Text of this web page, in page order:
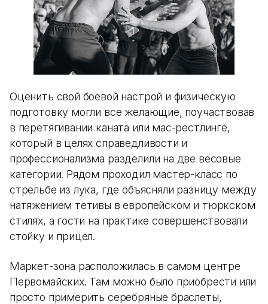
Оценить свой боевой настрой и физическую
подготовку могли все желающие, поучаствовав
в перетягивании каната или мас-рестлинге,
который в целях справедливости и
профессионализма разделили на две весовые
категории. Рядом проходил мастер-класс по
стрельбе из лука, где объясняли разницу между
натяжением тетивы в европейском и тюркском
стилях, а гости на практике совершенствовали
стойку и прицел.
Маркет-зона расположилась в самом центре
Первомайских. Там можно было приобрести или
просто примерить серебряные браслеты,